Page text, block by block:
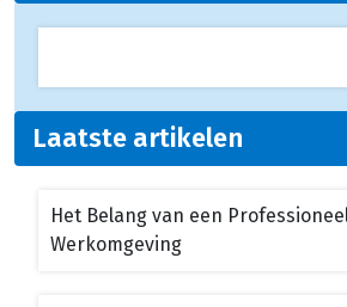
Laatste artikelen
Het Belang van een
Werkomgeving